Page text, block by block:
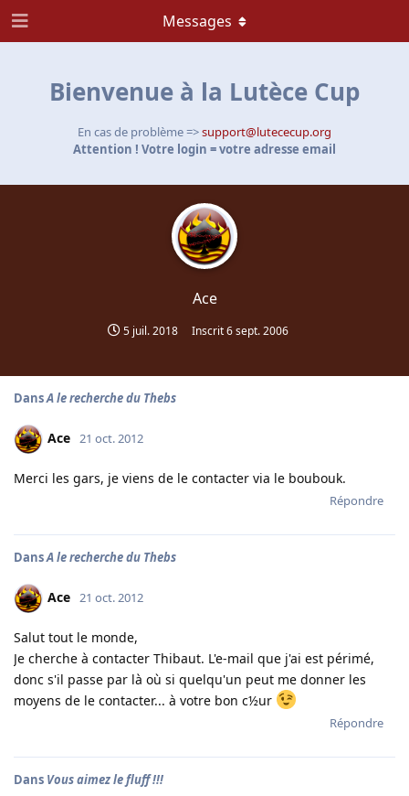
Bienvenue à la Lutèce Cup
En cas de problème =>support@lutececup.org
Attention ! Votre login = votre adresse email
Ace
5 juil. 2018 Inscrit6 sept. 2006
Messages
DansA le recherche du Thebs
Ace 21 oct. 2012
Merci les gars, je viens de le contacter via le boubouk.
Répondre
DansA le recherche du Thebs
Ace 21 oct. 2012
Salut tout le monde,
Je cherche à contacter Thibaut. L'e-mail que j'ai est périmé,
donc s'il passe par là où si quelqu'un peut me donner les
moyens de le contacter... à votre bon c½ur
Répondre
Dans Vous aimez le fluff !!!